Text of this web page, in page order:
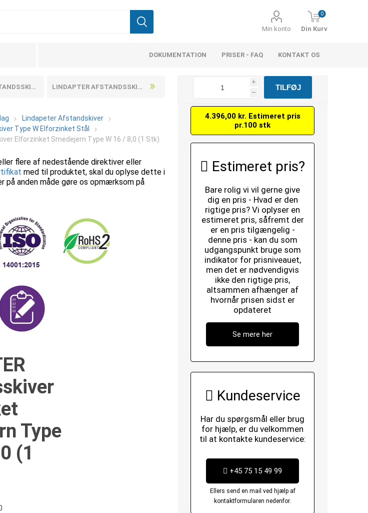
Min konto
0
Din Kurv
DOKUMENTATION PRISER - FAQ KONTAKT OS
TYPE W 12 / 6,5 (1 STK) LINDAPTER AFSTANDSSKIVER ELFORZINKET SMEDEJERN TYPE W 10 / 5,5 (1 STK)
Lindapeter Afstandskiver
Type W Elforzinket Stål
Elforzinket Smedejern Type W 16 / 8,0 (1 Stk)
flere af nedestående direktiver eller
med til produktet, skal du oplyse dette i
anden måde gøre os opmærksom på
Type
(1
i
h
4.396,00 kr. Estimeret pris
pr.100 stk
Estimeret pris?
Bare rolig vi vil gerne give
dig en pris - Hvad er den
rigtige pris? Vi oplyser en
estimeret pris, såfremt der
er en pris tilgængelig -
denne pris - kan du som
udgangspunkt bruge som
indikator for prisniveauet,
men det er nødvendigvis
ikke den rigtige pris,
altsammen afhænger af
hvornår prisen sidst er
opdateret
Se mere her
Kundeservice
Har du spørgsmål eller brug
for hjælp, er du velkommen
til at kontakte kundeservice:
+45 75 15 49 99
Ellers send en mail ved hjælp af
kontaktformularen nedenfor.